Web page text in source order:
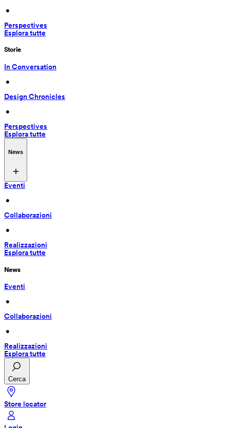
•
Perspectives
Esplora tutte
Storie
In Conversation
•
Design Chronicles
•
Perspectives
Esplora tutte
News
Eventi
•
Collaborazioni
•
Realizzazioni
Esplora tutte
News
Eventi
•
Collaborazioni
•
Realizzazioni
Esplora tutte
Cerca
Store locator